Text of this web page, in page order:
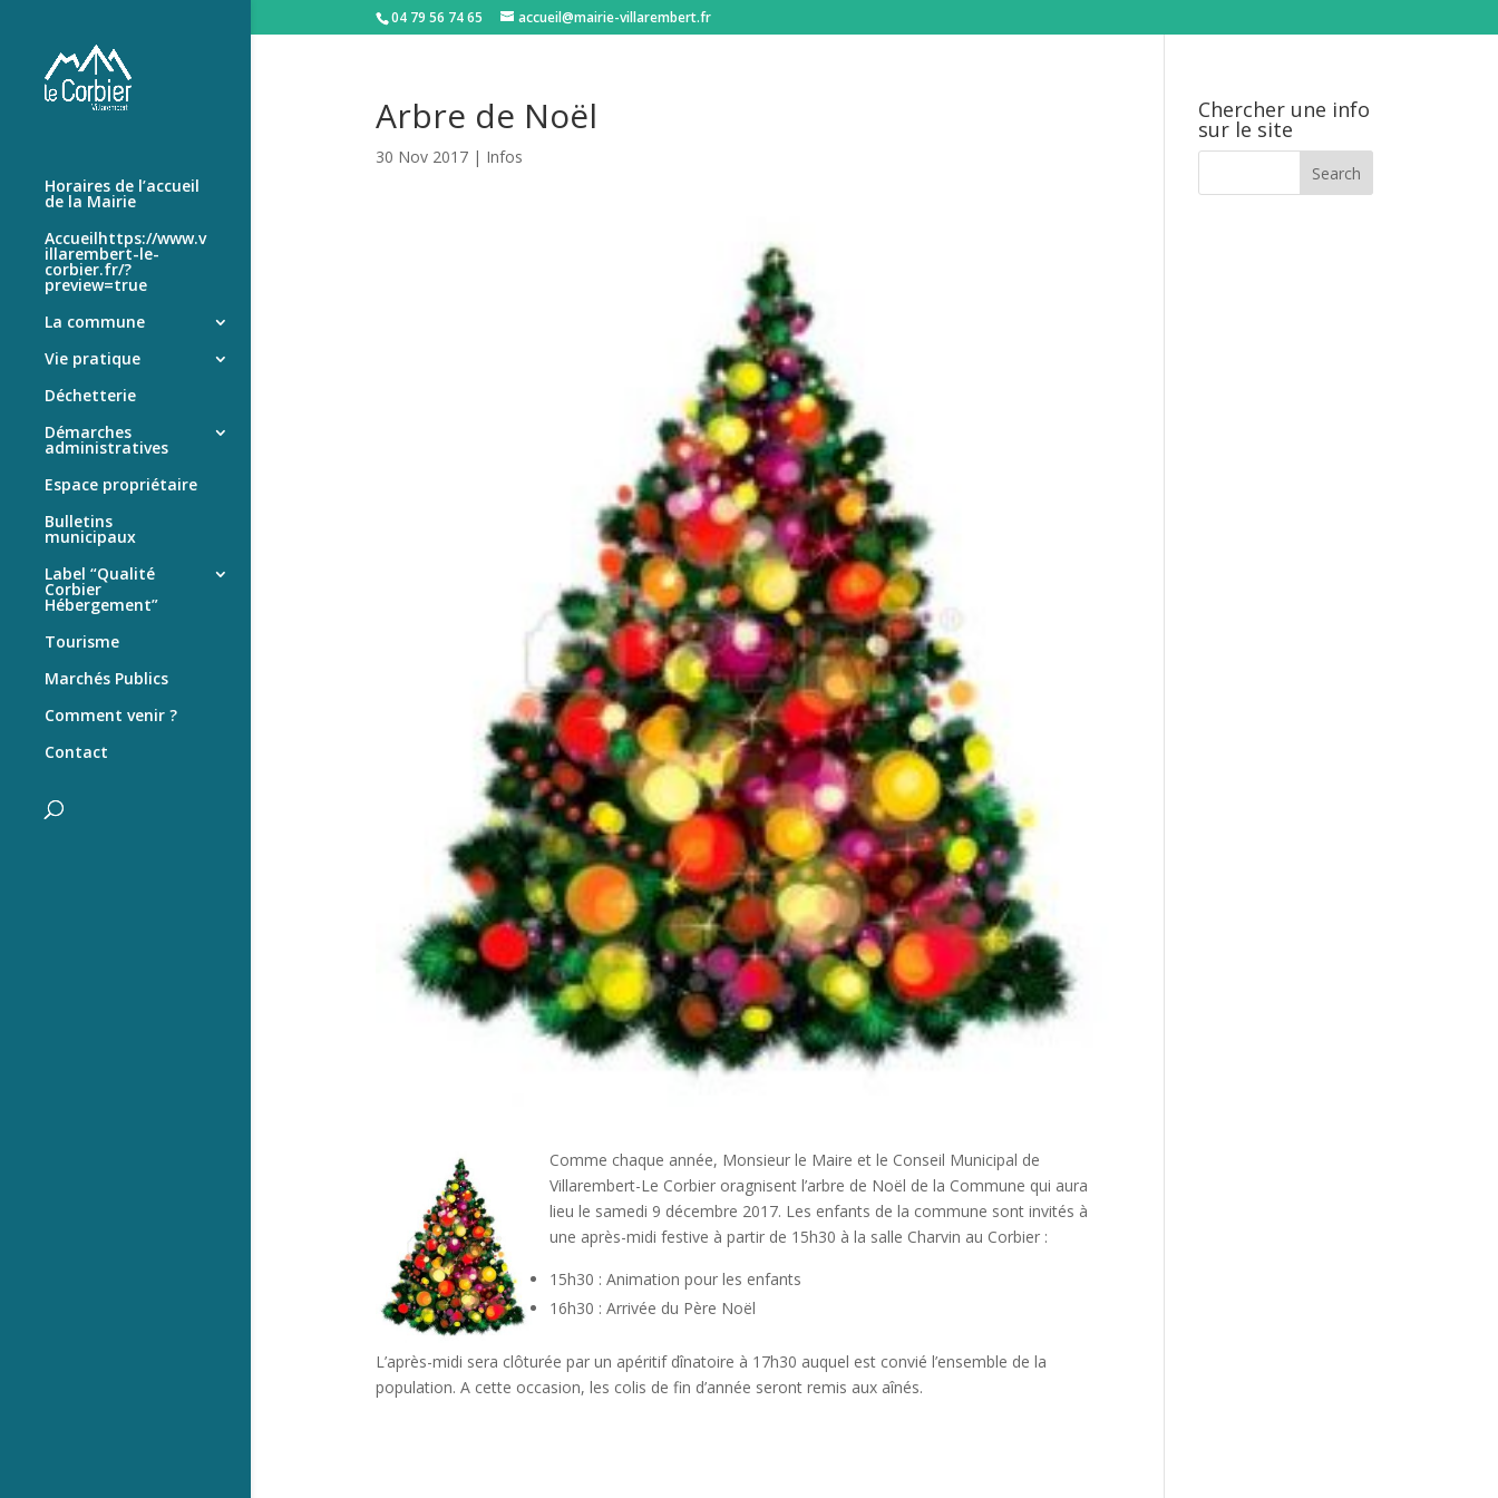
04 79 56 74 65 accueil@mairie-villarembert.fr
Horaires de l’accueil
de la Mairie
Accueilhttps://www.v
illarembert-le-
corbier.fr/?
preview=true
La commune
Vie pratique
Déchetterie
Démarches
administratives
Espace propriétaire
Bulletins
municipaux
Label “Qualité
Corbier
Hébergement”
Tourisme
Marchés Publics
Comment venir ?
Contact
Arbre de Noël
30 Nov 2017| Infos
Comme chaque année, Monsieur le Maire et le Conseil Municipal de
Villarembert-Le Corbier oragnisent l’arbre de Noël de la Commune qui aura
lieu le samedi 9 décembre 2017. Les enfants de la commune sont invités à
une après-midi festive à partir de 15h30 à la salle Charvin au Corbier :
15h30 : Animation pour les enfants
16h30 : Arrivée du Père Noël
L’après-midi sera clôturée par un apéritif dînatoire à 17h30 auquel est convié l’ensemble de la
population. A cette occasion, les colis de fin d’année seront remis aux aînés.
Chercher une info
sur le site